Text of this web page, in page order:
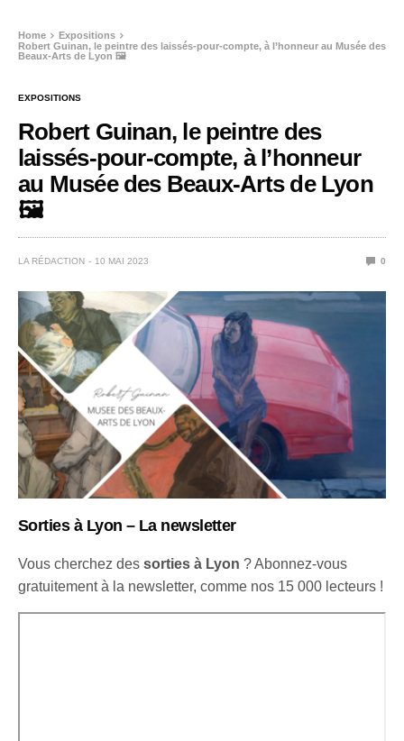
Home
Expositions
Robert Guinan, le peintre des laissés-pour-compte, à l’honneur au Musée des
Beaux-Arts de Lyon 🖼️
EXPOSITIONS
Robert Guinan, le peintre des
laissés-pour-compte, à l’honneur
au Musée des Beaux-Arts de Lyon
🖼️
LA RÉDACTION 10 MAI 2023 0
Sorties à Lyon – La newsletter
Vous cherchez dessorties à Lyon ? Abonnez-vous
gratuitement à la newsletter, comme nos 15 000 lecteurs !